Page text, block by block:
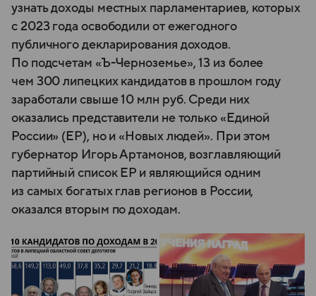
узнать доходы местных парламентариев, которых
с 2023 года освободили от ежегодного
публичного декларирования доходов.
По подсчетам «Ъ-Черноземье», 13 из более
чем 300 липецких кандидатов в прошлом году
заработали свыше 10 млн руб. Среди них
оказались представители не только «Единой
России» (ЕР), но и «Новых людей». При этом
губернатор Игорь Артамонов, возглавляющий
партийный список ЕР и являющийся одним
из самых богатых глав регионов в России,
оказался вторым по доходам.